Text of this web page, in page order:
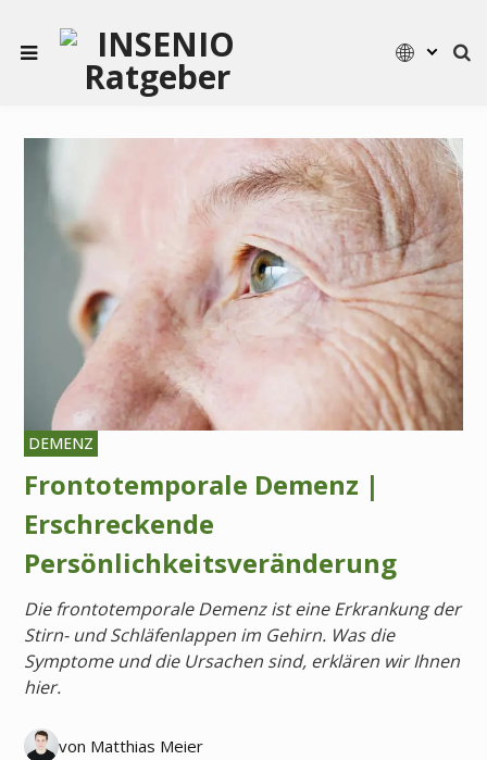
DEMENZ
Frontotemporale Demenz |
Erschreckende
Persönlichkeitsveränderung
Die frontotemporale Demenz ist eine Erkrankung der
Stirn- und Schläfenlappen im Gehirn. Was die
Symptome und die Ursachen sind, erklären wir Ihnen
hier.
von Matthias Meier